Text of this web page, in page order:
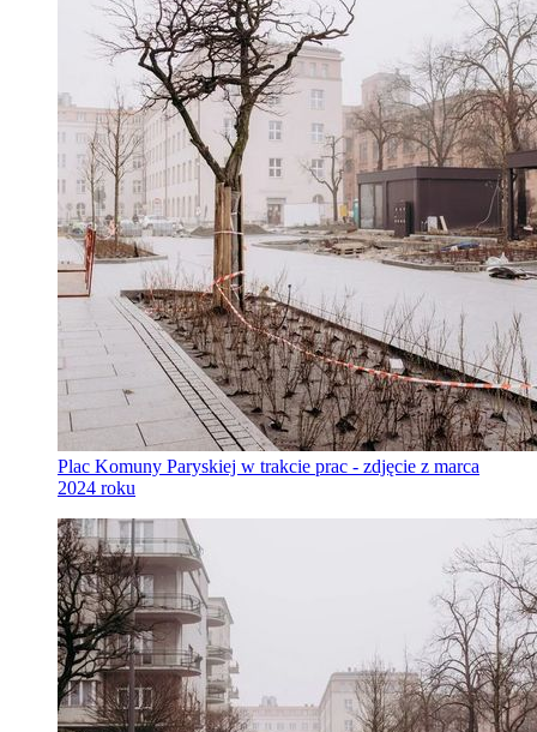
Plac Komuny Paryskiej w trakcie prac - zdjęcie z marca
2024 roku